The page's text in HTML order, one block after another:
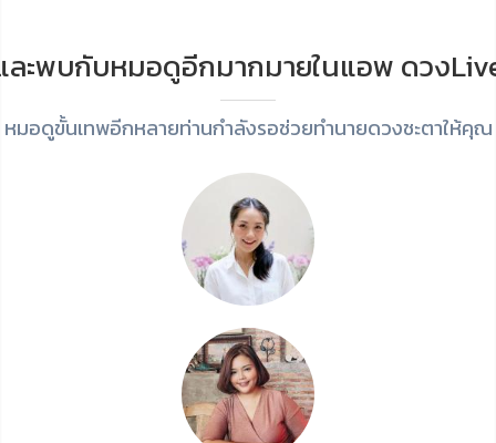
ละพบกับหมอดูอีกมากมายในแอพ ดวง
หมอดูขั้นเทพอีกหลายท่านกำลังรอช่วยทำนายดวงชะตาให้คุณ